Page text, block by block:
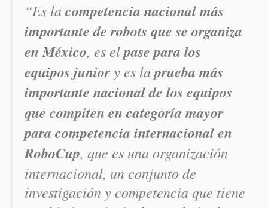
“Es lacompetencia nacional más
importante de robots que se organiza
en México, es elpase para los
equipos juniory es laprueba más
importante nacional de los equipos
que compiten en categoría mayor
para competencia internacional en
RoboCup, que es una organización
internacional, un conjunto de
investigación y competencia que tiene